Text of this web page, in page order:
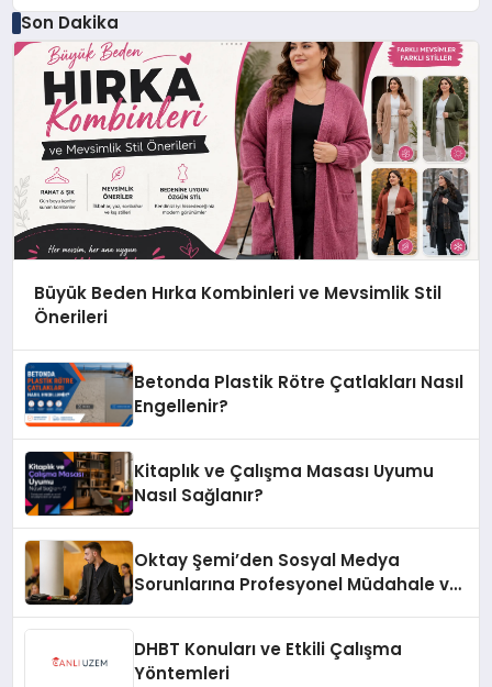
Son Dakika
Büyük Beden Hırka Kombinleri ve Mevsimlik Stil
Önerileri
Betonda Plastik Rötre Çatlakları Nasıl
Engellenir?
Kitaplık ve Çalışma Masası Uyumu
Nasıl Sağlanır?
Oktay Şemi’den Sosyal Medya
Sorunlarına Profesyonel Müdahale ve
DHBT Konuları ve Etkili Çalışma
Yöntemleri